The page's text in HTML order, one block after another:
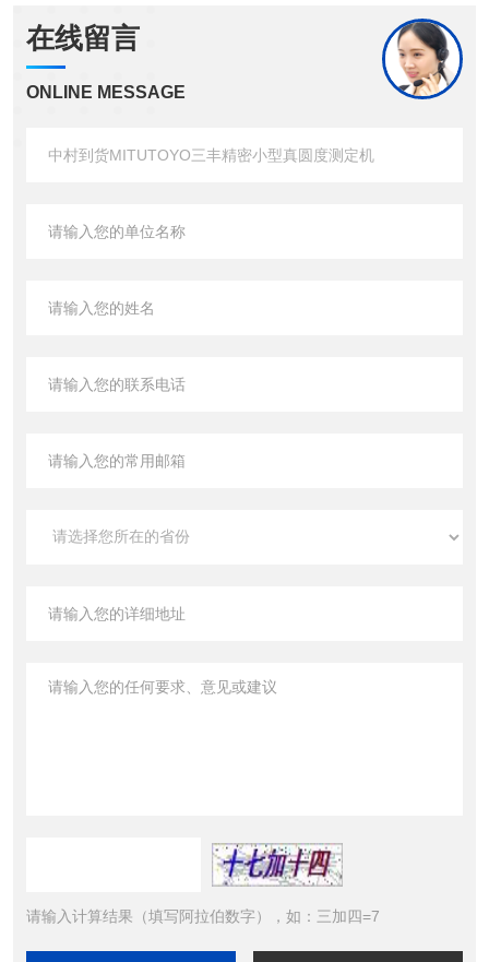
在线留言
ONLINE MESSAGE
请输入计算结果（填写阿拉伯数字），如：三加四=7